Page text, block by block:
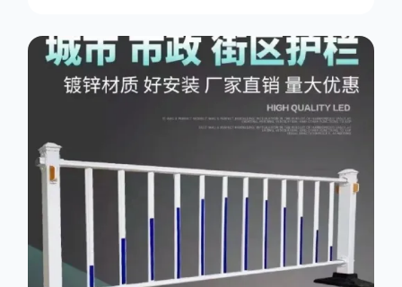
边丝护栏网由低碳钢丝（Q235材质）通过焊接或编织形成网格结
构，网片两侧各有一根加固的纵向钢丝（双边丝），用于与立柱
连接固定。其表面通常采用镀锌、喷塑或浸塑处理，以增强耐腐